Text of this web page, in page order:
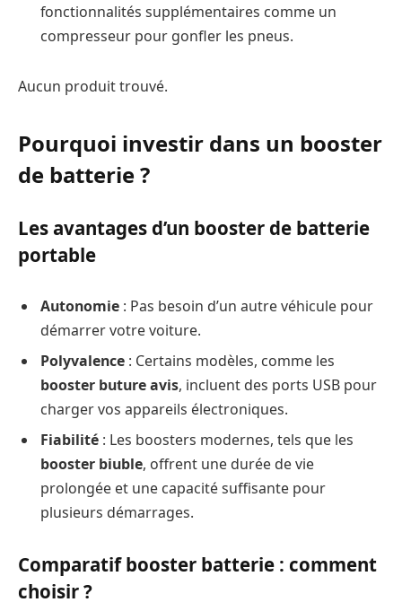
fonctionnalités supplémentaires comme un
compresseur pour gonfler les pneus.
Aucun produit trouvé.
Pourquoi investir dans un booster
de batterie ?
Les avantages d’un booster de batterie
portable
Autonomie : Pas besoin d’un autre véhicule pour
démarrer votre voiture.
Polyvalence : Certains modèles, comme les
booster buture avis, incluent des ports USB pour
charger vos appareils électroniques.
Fiabilité : Les boosters modernes, tels que les
booster biuble, offrent une durée de vie
prolongée et une capacité suffisante pour
plusieurs démarrages.
Comparatif booster batterie : comment
choisir ?